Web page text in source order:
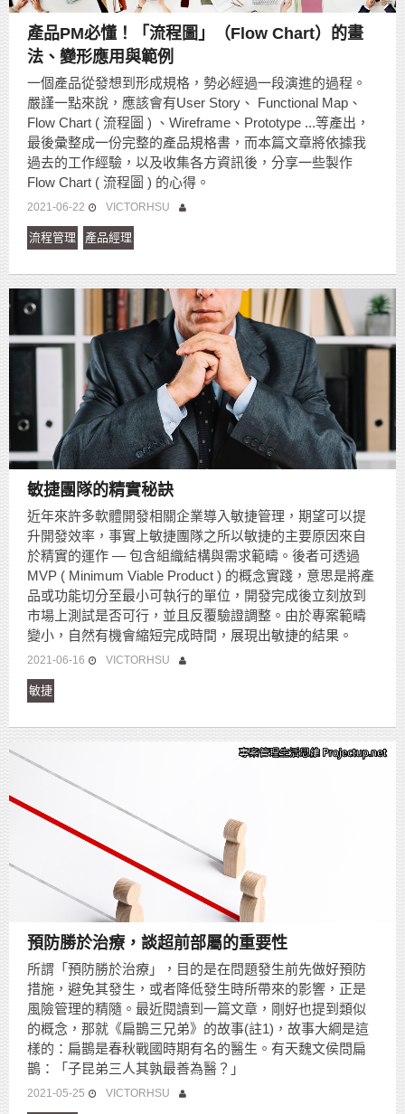
產品PM必懂！「流程圖」（Flow Chart）的畫
法、變形應用與範例
一個產品從發想到形成規格，勢必經過一段演進的過程。
嚴謹一點來說，應該會有User Story、 Functional Map、
Flow Chart ( 流程圖 ) 、Wireframe、Prototype ...等產出，
最後彙整成一份完整的產品規格書，而本篇文章將依據我
過去的工作經驗，以及收集各方資訊後，分享一些製作
Flow Chart ( 流程圖 ) 的心得。
2021-06-22 VICTORHSU
流程管理 產品經理
敏捷團隊的精實秘訣
近年來許多軟體開發相關企業導入敏捷管理，期望可以提
升開發效率，事實上敏捷團隊之所以敏捷的主要原因來自
於精實的運作 — 包含組織結構與需求範疇。後者可透過
MVP ( Minimum Viable Product ) 的概念實踐，意思是將產
品或功能切分至最小可執行的單位，開發完成後立刻放到
市場上測試是否可行，並且反覆驗證調整。由於專案範疇
變小，自然有機會縮短完成時間，展現出敏捷的結果。
2021-06-16 VICTORHSU
敏捷
預防勝於治療，談超前部屬的重要性
所謂「預防勝於治療」，目的是在問題發生前先做好預防
措施，避免其發生，或者降低發生時所帶來的影響，正是
風險管理的精隨。最近閱讀到一篇文章，剛好也提到類似
的概念，那就《扁鵲三兄弟》的故事(註1)，故事大綱是這
樣的：扁鵲是春秋戰國時期有名的醫生。有天魏文侯問扁
鵲：「子昆弟三人其孰最善為醫？」
2021-05-25 VICTORHSU